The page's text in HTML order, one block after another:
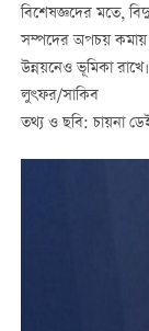
বিশেষজ্ঞদের মতে,
সম্পদের অপচয় কমায়
উন্নয়নেও ভূমিকা রাখে।
লুৎফর/সাকিব
তথ্য ও ছবি: চায়না